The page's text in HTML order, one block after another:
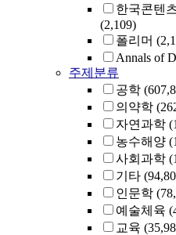
한국콘텐
(2,109)
폴리머
Annals of
주제분류
공학
의약학
자연과학
농수해양
사회과학
기타
인문학
예술체육
교육